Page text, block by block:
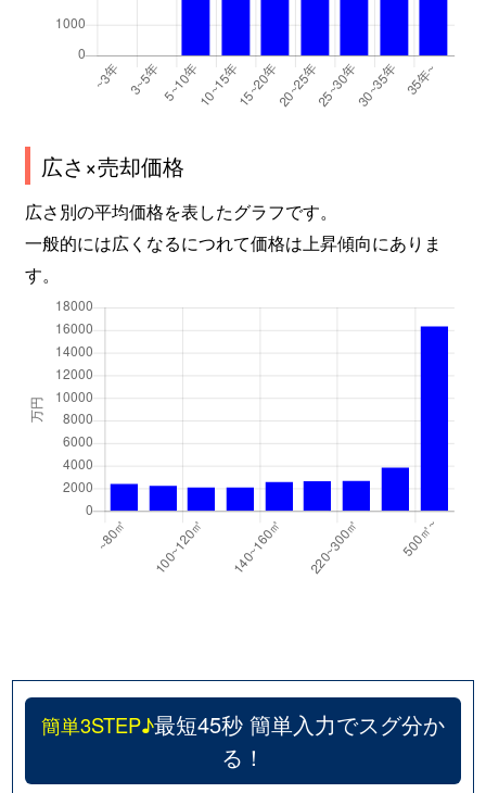
広さ×売却価格
広さ別の平均価格を表したグラフです。
一般的には広くなるにつれて価格は上昇傾向にありま
す。
簡単3STEP♪最短45秒 簡単入力でスグ分か
る！